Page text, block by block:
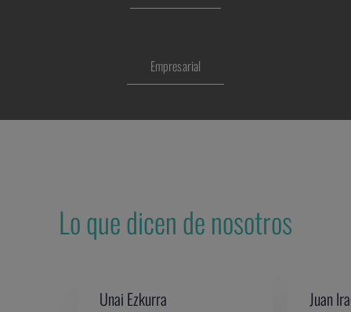
Empresarial
Lo que dicen de nosotros
Unai Ezkurra Juan